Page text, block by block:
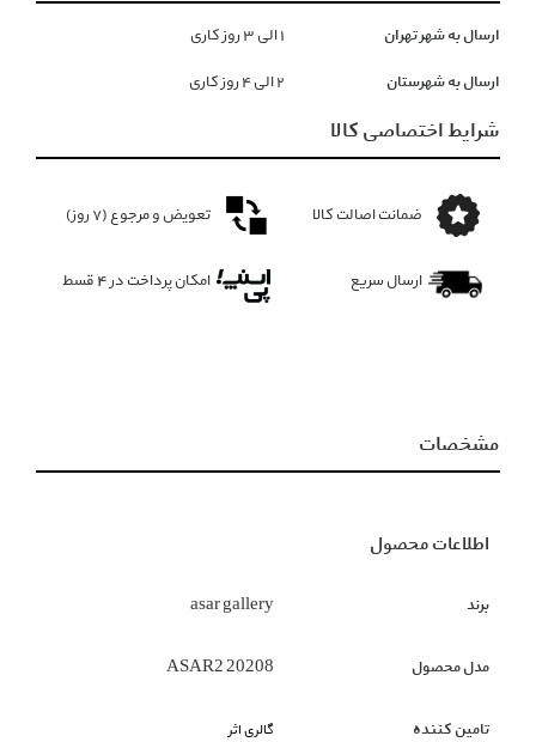
ارسال به شهر تهران ١ الی ۳ روز کاری
ارسال به شهرستان ۲ الی ۴ روز کاری
شرایط اختصاصی کالا
ضمانت اصالت کالا تعویض و مرجوع (۷ روز)
ارسال سریع امکان پرداخت در 4 قسط
مشخصات
اطلاعات محصول
برند asar gallery
مدل محصول ASAR2 20208
تامین کننده گالری اثر